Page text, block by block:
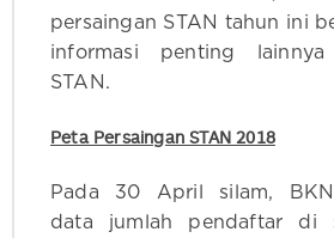
persaingan STAN tahun ini
informasi penting
STAN.
Peta Persaingan STAN 2018
Pada 30 April silam, BKN
data jumlah pendaftar di